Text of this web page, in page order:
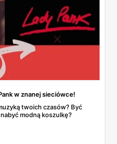
w znanej sieciówce!
twoich czasów? Być
modną koszulkę?